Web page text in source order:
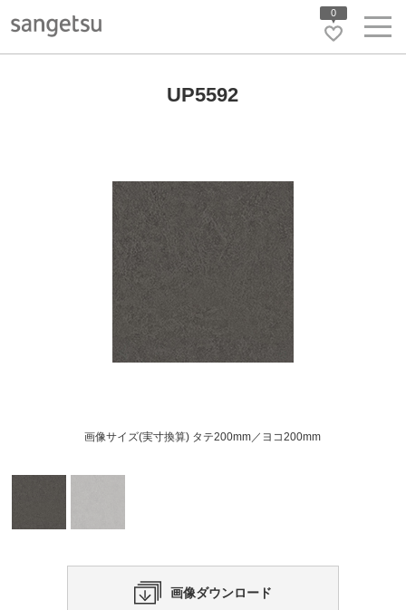
0
UP5592
画像サイズ(実寸換算) タテ200mm／ヨコ200mm
画像ダウンロード